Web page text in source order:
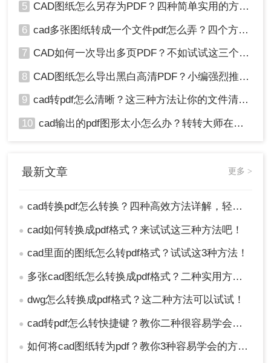
5 CAD图纸怎么另存为PDF？四种简单实用的方法推荐
6 cad多张图纸转成一个文件pdf怎么弄？四个方法帮你搞定！
7 CAD如何一次导出多页PDF？不如试试这三个方法！
8 CAD图纸怎么导出黑白高清PDF？小编强烈推荐这三种方法！
9 cad转pdf怎么清晰？这三种方法让你的文件清晰无比！
10 cad输出的pdf图形太小怎么办？转转大师在线搞定
最新文章 更多 >
● cad转换pdf怎么转换？四种高效方法详解，轻松搞定格式转换！
● cad如何转换成pdf格式？来试试这三种方法吧！
● cad里面的图纸怎么转pdf格式？试试这3种方法！
● 多张cad图纸怎么转换成pdf格式？二种实用方法详解！
● dwg怎么转换成pdf格式？这二种方法可以试试！
● cad转pdf怎么转快捷键？教你二种很容易学会的方法！
● 如何将cad图纸转为pdf？教你3种容易学会的方法!